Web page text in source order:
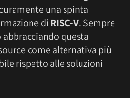
una spinta
di RISC-V. Sempre
abbracciando questa
come alternativa più
rispetto alle soluzioni